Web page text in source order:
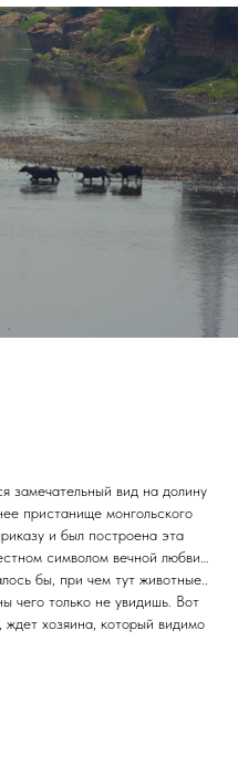
замечательный вид на долину
пристанище монгольского
и был построена эта
символом вечной любви…
бы, при чем тут животные..
чего только не увидишь. Вот
хозяина, который видимо